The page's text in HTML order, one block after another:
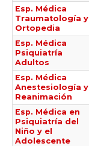
Esp. Médica
Traumatología y
Ortopedia
Esp. Médica
Psiquiatría
Adultos
Esp. Médica
Anestesiología y
Reanimación
Esp. Médica en
Psiquiatría del
Niño y el
Adolescente